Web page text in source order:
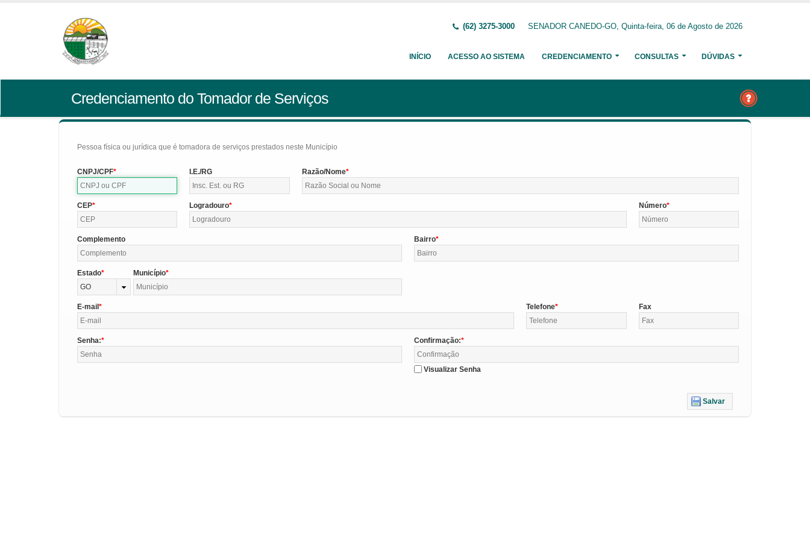
(62) 3275-3000 SENADOR CANEDO-GO, Quinta-feira, 06 de Agosto de 2026
INÍCIO ACESSO AO SISTEMA CREDENCIAMENTO CONSULTAS DÚVIDAS
Credenciamento do Tomador de Serviços
Pessoa física ou jurídica que é tomadora de serviços prestados neste Município
CNPJ/CPF I.E./RG Razão/Nome
CEP Logradouro Número
Complemento Bairro
Estado
GO
Município
E-mail Telefone Fax
Senha: Confirmação:
Visualizar Senha
Salvar